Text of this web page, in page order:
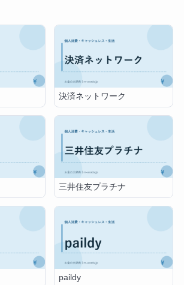
決済ネットワーク
三井住友プラチナ
paildy